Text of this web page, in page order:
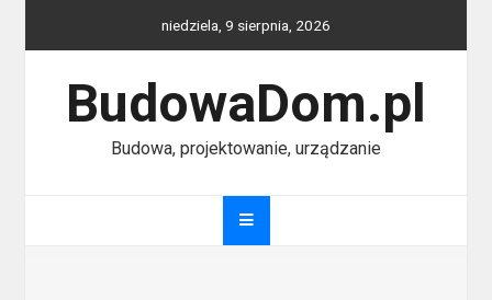
niedziela, 9 sierpnia, 2026
BudowaDom.pl
Budowa, projektowanie, urządzanie